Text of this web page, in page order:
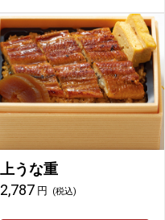
上うな重
2,787 円 (税込)